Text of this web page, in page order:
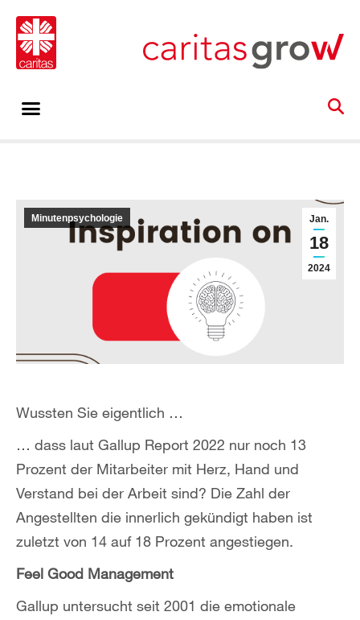
Jan.
18
2024
Minutenpsychologie
Wussten Sie eigentlich …
… dass laut Gallup Report 2022 nur noch 13
Prozent der Mitarbeiter mit Herz, Hand und
Verstand bei der Arbeit sind? Die Zahl der
Angestellten die innerlich gekündigt haben ist
zuletzt von 14 auf 18 Prozent angestiegen.
Feel Good Management
Gallup untersucht seit 2001 die emotionale